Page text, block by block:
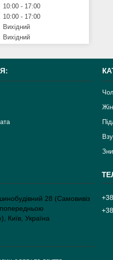
10:00
17:00
10:00
17:00
Вихідний
Вихідний
28 (Самовивіз
Київ, Україна